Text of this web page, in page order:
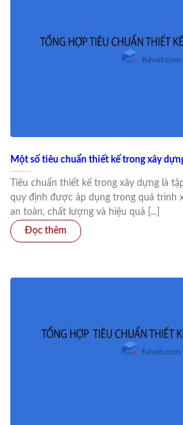
Một số tiêu chuẩn thiết kế trong xây
Tiêu chuẩn thiết kế trong xây dựng là
quy định được áp dụng trong quá trình
an toàn, chất lượng và hiệu quả [...]